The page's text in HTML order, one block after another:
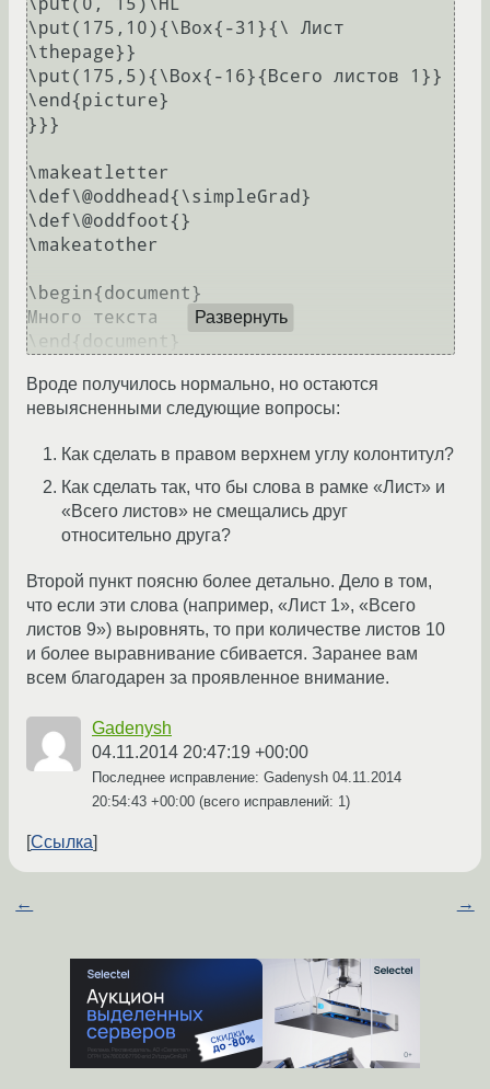
\put(0, 15)\HL
\put(175,10){\Box{-31}{\ Лист
\thepage}}
\put(175,5){\Box{-16}{Всего листов 1}}
\end{picture}
}}}
\makeatletter
\def\@oddhead{\simpleGrad}
\def\@oddfoot{}
\makeatother
\begin{document}
Много текста
Развернуть
Вроде получилось нормально, но остаются
невыясненными следующие вопросы:
Как сделать в правом верхнем углу колонтитул?
Как сделать так, что бы слова в рамке «Лист» и
«Всего листов» не смещались друг
относительно друга?
Второй пункт поясню более детально. Дело в том,
что если эти слова (например, «Лист 1», «Всего
листов 9») выровнять, то при количестве листов 10
и более выравнивание сбивается. Заранее вам
всем благодарен за проявленное внимание.
Gadenysh
04.11.2014 20:47:19 +00:00
Последнее исправление: Gadenysh 04.11.2014
20:54:43 +00:00 (всего исправлений: 1)
Ссылка
← →